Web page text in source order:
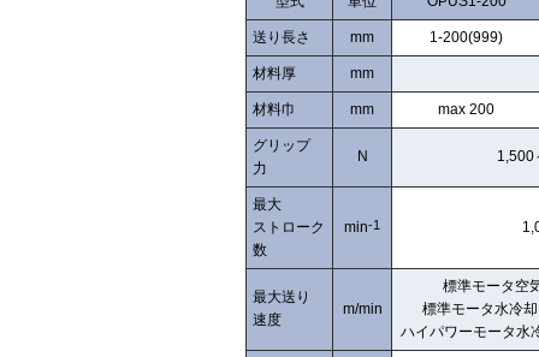
送り長さ mm 1-200(999)
材料厚 mm
材料巾 mm max 200
グリップ
力
N 1,500
最大
ストローク
数
min-1
最大送り
速度
m/min
標準モータ空
標準モータ水冷
ハイパワーモータ水